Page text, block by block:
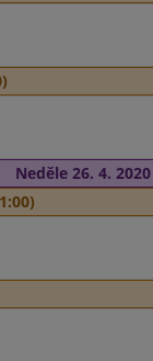
Neděle 26. 4. 2020